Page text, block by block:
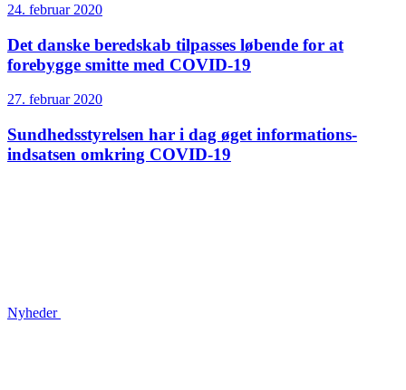
24. februar 2020
Det danske beredskab tilpasses løbende for at
forebygge smitte med COVID-19
27. februar 2020
Sundheds­­styrelsen har i dag øget informations­­
indsatsen omkring COVID-19
Nyheder